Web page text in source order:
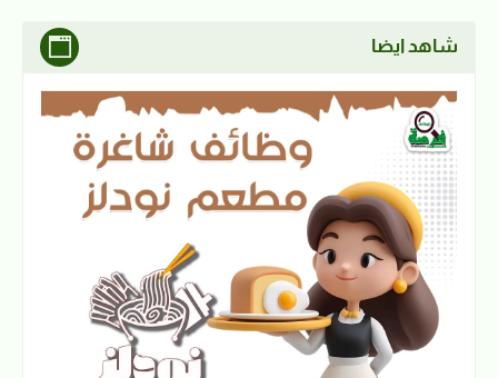
شاهد ايضا